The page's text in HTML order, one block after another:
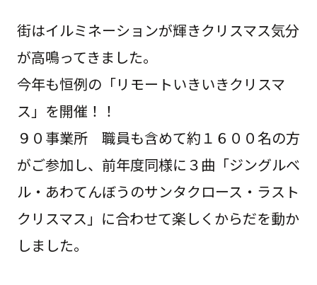
街はイルミネーションが輝きクリスマス気分
が高鳴ってきました。
今年も恒例の「リモートいきいきクリスマ
ス」を開催！！
９０事業所 職員も含めて約１６００名の方
がご参加し、前年度同様に３曲「ジングルベ
ル・あわてんぼうのサンタクロース・ラスト
クリスマス」に合わせて楽しくからだを動か
しました。